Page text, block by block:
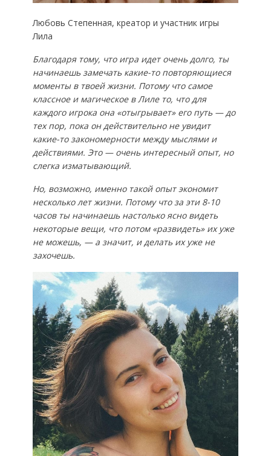
Любовь Степенная, креатор и участник игры
Лила
Благодаря тому, что игра идет очень долго, ты
начинаешь замечать какие-то повторяющиеся
моменты в твоей жизни. Потому что самое
классное и магическое в Лиле то, что для
каждого игрока она «отыгрывает» его путь — до
тех пор, пока он действительно не увидит
какие-то закономерности между мыслями и
действиями. Это — очень интересный опыт, но
слегка изматывающий.
Но, возможно, именно такой опыт экономит
несколько лет жизни. Потому что за эти 8-10
часов ты начинаешь настолько ясно видеть
некоторые вещи, что потом «развидеть» их уже
не можешь, — а значит, и делать их уже не
захочешь.